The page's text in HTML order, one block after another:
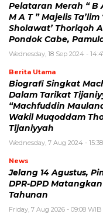
Pelataran Merah “ B
M A T ” Majelis Ta’lim
Sholawat’ Thoriqoh
Pondok Cabe,
Wednesday, 18 Sep 2024 -
Berita Utama
Biografi Singkat
Dalam Tarikat
“Machfuddin
Wakil Muqoddam
Tijaniyyah
Wednesday, 7 Aug 2024 -
News
Jelang 14 Agustus,
DPR-DPD
Tahunan
Friday, 7 Aug 2026 - 09:08 WIB